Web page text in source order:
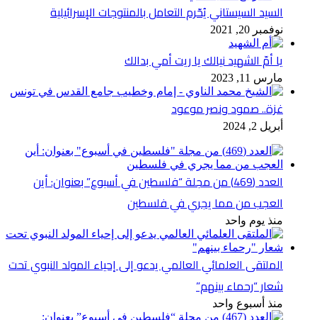
السيد السيستاني يُحّرم التعامل بالمنتوجات الإسرائيلية
نوفمبر 20, 2021
يا أمّ الشهيد نيالك يا ريت أمي بدالك
مارس 11, 2023
غزة.. صمود ونصر موعود
أبريل 2, 2024
العدد (469) من مجلة “فلسطين في أسبوع” بعنوان: أين
العجب من مما يجري في فلسطين
منذ يوم واحد
الملتقى العلمائي العالمي يدعو إلى إحياء المولد النبوي تحت
شعار “رحماء بينهم”
منذ أسبوع واحد